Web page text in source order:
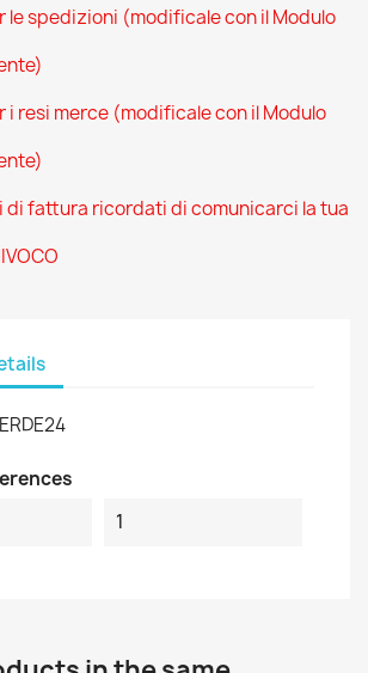
le spedizioni (modificale con il Modulo
i resi merce (modificale con il Modulo
di fattura ricordati di comunicarci la tua
1